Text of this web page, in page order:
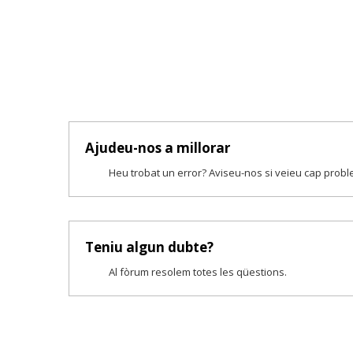
Ajudeu-nos a millorar
Heu trobat un error? Aviseu-nos si veieu cap
Teniu algun dubte?
Al fòrum resolem totes les qüestions.